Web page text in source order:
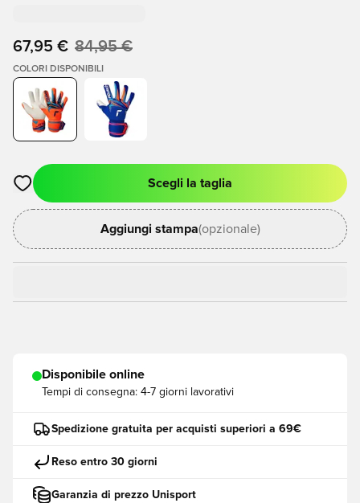
67,95 € 84,95 €
COLORI DISPONIBILI
Apre una finestra modale per accedere o registrarsi come
Scegli la taglia
Aggiungi stampa(opzionale)
Disponibile online
Tempi di consegna: 4-7 giorni lavorativi
Spedizione gratuita per acquisti superiori a 69€
Reso entro 30 giorni
Garanzia di prezzo Unisport